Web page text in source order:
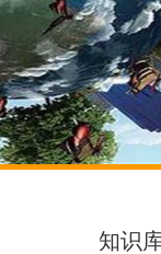
知识